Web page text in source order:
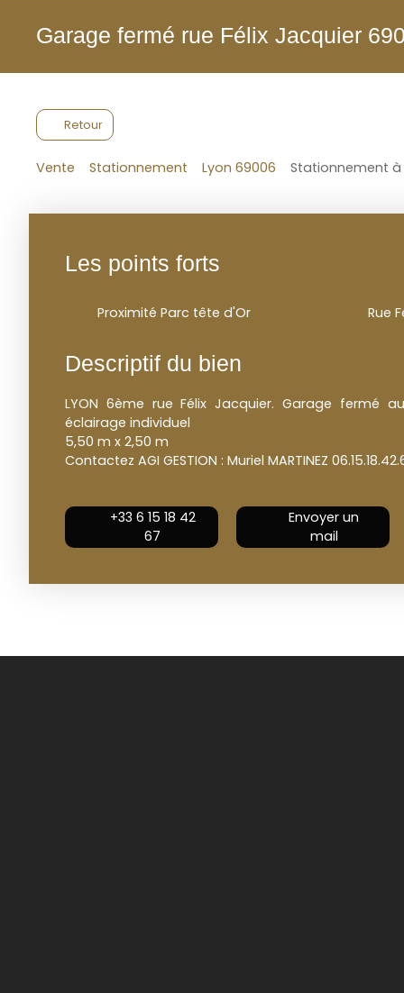
Garage fermé rue Félix Jacquier
Retour
Vente Stationnement Lyon 69006 Stationnement à
Les points forts
Proximité Parc tête d'Or Rue
Descriptif du bien
LYON 6ème rue Félix Jacquier. Garage fermé
éclairage individuel
5,50 m x 2,50 m
Contactez AGI GESTION : Muriel MARTINEZ
+33 6 15 18 42
67
Envoyer un
mail